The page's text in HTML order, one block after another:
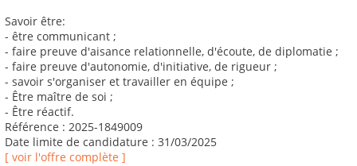
Savoir être:
- être communicant ;
- faire preuve d'aisance relationnelle, d'écoute, de diplomatie ;
- faire preuve d'autonomie, d'initiative, de rigueur ;
- savoir s'organiser et travailler en équipe ;
- Être maître de soi ;
- Être réactif.
Référence : 2025-1849009
Date limite de candidature : 31/03/2025
[ voir l'offre complète ]